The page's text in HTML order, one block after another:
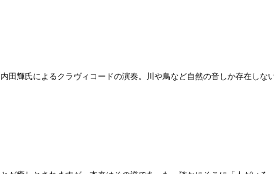
田輝氏によるクラヴィコードの演奏。川や鳥など自然の音しか存在しな